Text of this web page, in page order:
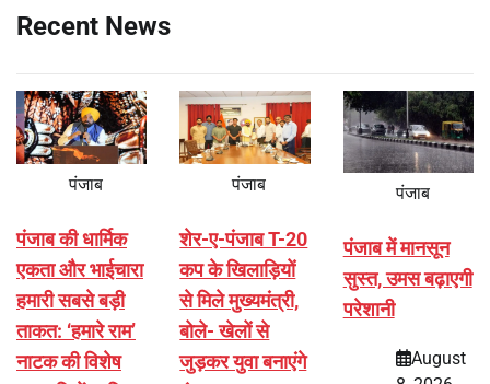
Recent News
पंजाब
पंजाब की धार्मिक
एकता और भाईचारा
हमारी सबसे बड़ी
ताकत: ‘हमारे राम’
नाटक की विशेष
पंजाब
शेर-ए-पंजाब T-20
कप के खिलाड़ियों
से मिले मुख्यमंत्री,
बोले- खेलों से
जुड़कर युवा बनाएंगे
पंजाब
पंजाब में मानसून
सुस्त, उमस बढ़ाएगी
परेशानी
August